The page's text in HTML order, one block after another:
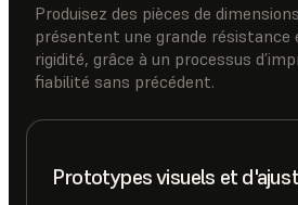
Produisez des pièces de
présentent une grande résistance
rigidité, grâce à un processus
fiabilité sans précédent.
Prototypes visuels et